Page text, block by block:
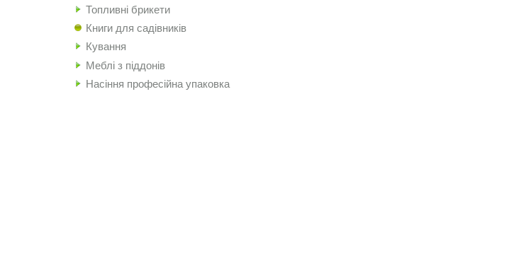
Топливні брикети
Книги для садівників
Кування
Меблі з піддонів
Насіння професійна упаковка